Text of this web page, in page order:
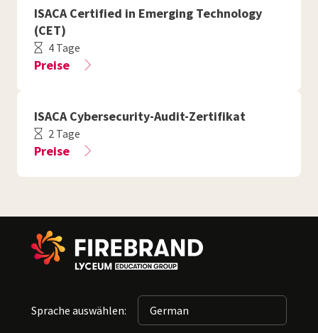
ISACA Certified in Emerging Technology
(CET)
4 Tage
Preise
ISACA Cybersecurity-Audit-Zertifikat
2 Tage
Preise
Sprache auswählen: